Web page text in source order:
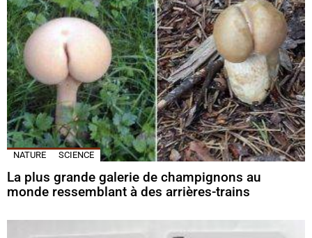
NATURE SCIENCE
La plus grande galerie de champignons au
monde ressemblant à des arrières-trains